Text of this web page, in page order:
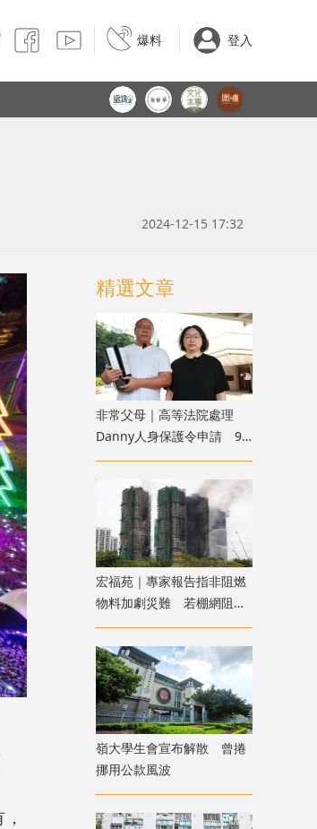
爆料 登入
2024-12-15 17:32
精選文章
非常父母｜高等法院處理
Danny人身保護令申請 9
月底前頒下裁決
宏福苑｜專家報告指非阻燃
物料加劇災難 若棚網阻燃
火勢或可自行熄滅
嶺大學生會宣布解散 曾捲
挪用公款風波